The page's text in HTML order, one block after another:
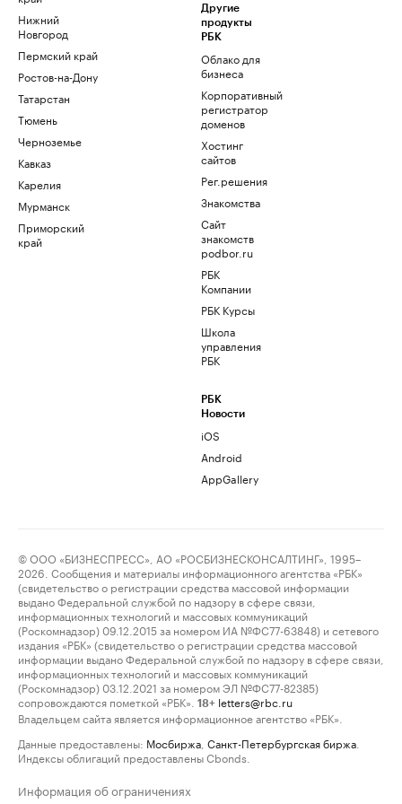
Нижний
Новгород
Пермский край
Ростов-на-Дону
Татарстан
Тюмень
Черноземье
Кавказ
Карелия
Мурманск
Приморский
край
Другие
продукты
РБК
Облако для
бизнеса
Корпоративный
регистратор
доменов
Хостинг
сайтов
Рег.решения
Знакомства
Сайт
знакомств
podbor.ru
РБК
Компании
РБК Курсы
Школа
управления
РБК
РБК
Новости
iOS
Android
AppGallery
© ООО «БИЗНЕСПРЕСС», АО «РОСБИЗНЕСКОНСАЛТИНГ», 1995–
2026. Сообщения и материалы информационного агентства «РБК»
(свидетельство о регистрации средства массовой информации
выдано Федеральной службой по надзору в сфере связи,
информационных технологий и массовых коммуникаций
(Роскомнадзор) 09.12.2015 за номером ИА №ФС77-63848) и сетевого
издания «РБК» (свидетельство о регистрации средства массовой
информации выдано Федеральной службой по надзору в сфере связи,
информационных технологий и массовых коммуникаций
(Роскомнадзор) 03.12.2021 за номером ЭЛ №ФС77-82385)
сопровождаются пометкой «РБК».
18+ letters@rbc.ru
Владельцем сайта является информационное агентство «РБК».
Данные предоставлены: Мосбиржа Санкт-Петербургская биржа
Индексы облигаций предоставлены Cbonds.
Информация об ограничениях